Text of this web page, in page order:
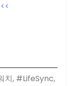
치, #LifeSync,